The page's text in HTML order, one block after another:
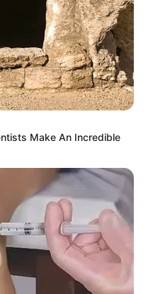
berbentuk persegi
Logo Shopee
dari gedung tersebut
Baca selengkapnya
Make An Incredible